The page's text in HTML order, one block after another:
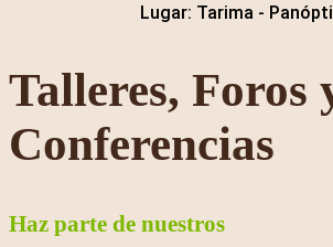
Lugar: Tarima -
Talleres, Foros
Conferencias
Haz parte de nuestros